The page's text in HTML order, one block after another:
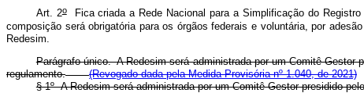
Art. 2oFica criada a Rede Nacional para a Simplificação do
composição será obrigatória para os órgãos federais e voluntária, por
Redesim.
Parágrafo único. A Redesim será administrada por um Comitê
regulamento.
(Revogado dada pela Medida Provisória nº 1.040, de 2021)
§ 1º A Redesim será administrada por um Comitê Gestor